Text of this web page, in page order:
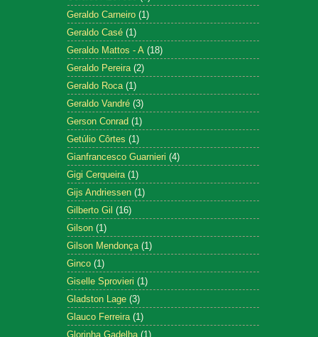
Geraldo Carneiro (1)
Geraldo Casé (1)
Geraldo Mattos - A (18)
Geraldo Pereira (2)
Geraldo Roca (1)
Geraldo Vandré (3)
Gerson Conrad (1)
Getúlio Côrtes (1)
Gianfrancesco Guarnieri (4)
Gigi Cerqueira (1)
Gijs Andriessen (1)
Gilberto Gil (16)
Gilson (1)
Gilson Mendonça (1)
Ginco (1)
Giselle Sprovieri (1)
Gladston Lage (3)
Glauco Ferreira (1)
Glorinha Gadelha (1)